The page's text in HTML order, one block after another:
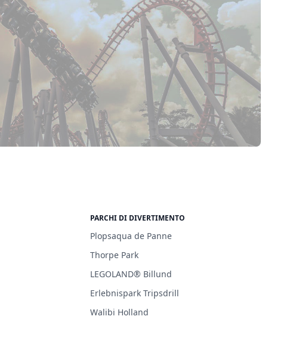
PARCHI DI DIVERTIMENTO
Plopsaqua de Panne
Thorpe Park
LEGOLAND® Billund
Erlebnispark Tripsdrill
Walibi Holland